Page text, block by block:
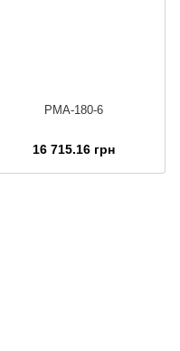
PMA-180-6
16 715.16 грн